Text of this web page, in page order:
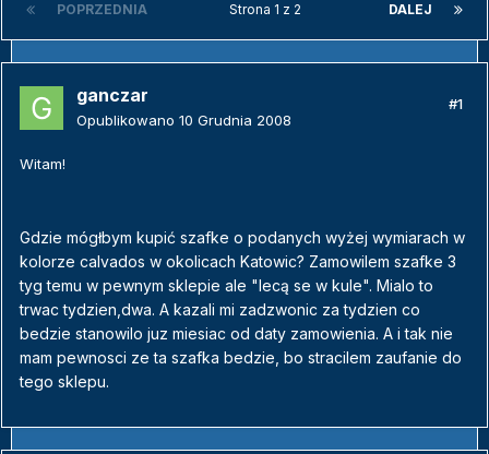
POPRZEDNIA DALEJ
Strona 1 z 2
ganczar
Opublikowano 10 Grudnia 2008
#1
Witam!
Gdzie mógłbym kupić szafke o podanych wyżej wymiarach w
kolorze calvados w okolicach Katowic? Zamowilem szafke 3
tyg temu w pewnym sklepie ale "lecą se w kule". Mialo to
trwac tydzien,dwa. A kazali mi zadzwonic za tydzien co
bedzie stanowilo juz miesiac od daty zamowienia. A i tak nie
mam pewnosci ze ta szafka bedzie, bo stracilem zaufanie do
tego sklepu.